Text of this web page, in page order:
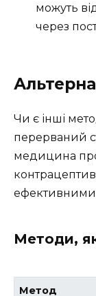
можуть
через
Чи є інші
перерваний
медицина
ефективними
Методи,
Метод